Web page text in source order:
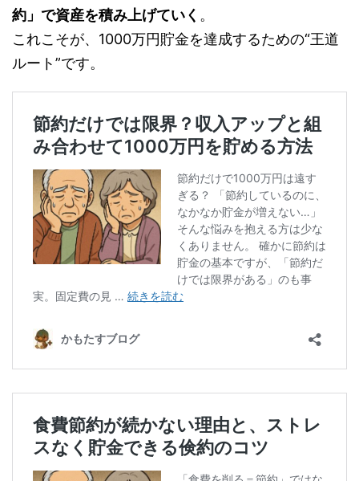
約」で資産を積み上げていく 。
これこそが、1000万円貯金を達成するための“王道
ルート”です。